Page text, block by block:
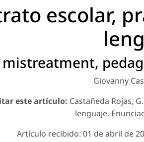
escolar,
mistreatment,
Giovanny
este artículo: Castañeda Rojas,
lenguaje.
Artículo recibido: 01 de abril de